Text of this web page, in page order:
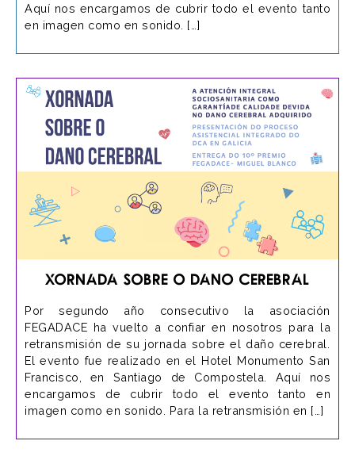
Aquí nos encargamos de cubrir todo el evento tanto
en imagen como en sonido. […]
Xornada Sobre o Dano Cerebral
Por segundo año consecutivo la asociación
FEGADACE ha vuelto a confiar en nosotros para la
retransmisión de su jornada sobre el daño cerebral.
El evento fue realizado en el Hotel Monumento San
Francisco, en Santiago de Compostela. Aquí nos
encargamos de cubrir todo el evento tanto en
imagen como en sonido. Para la retransmisión en […]